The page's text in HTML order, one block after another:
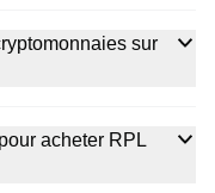
sur
acheter RPL